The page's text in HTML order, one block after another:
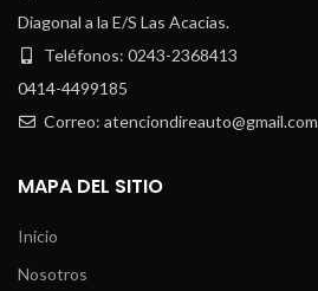
Diagonal a la E/S Las Acacias.
Teléfonos: 0243-2368413
0414-4499185
Correo: atenciondireauto@gmail.com
MAPA DEL SITIO
Inicio
Nosotros